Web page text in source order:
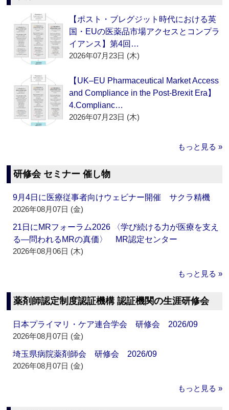
【ポスト・ブレグジット時代における英
国・EUの医薬品市場アクセスとコンプラ
イアンス】第4回…
2026年07月23日 (木)
【UK–EU Pharmaceutical Market Access
and Compliance in the Post-Brexit Era】
4.Complianc…
2026年07月23日 (木)
もっと見る »
研修会 セミナー 催し物
9月4日に医療従事者向けウェビナー開催 サクラ精機
2026年08月07日 (金)
21日にMRフォーラム2026 〈学び続ける力が医療を支え
る―問われるMRの真価〉 MR認定センター
2026年08月06日 (木)
もっと見る »
薬剤師認定制度認証機構 認証機関の生涯研修会
日本プライマリ・ケア連合学会 研修会 2026/09
2026年08月07日 (金)
埼玉県病院薬剤師会 研修会 2026/09
2026年08月07日 (金)
もっと見る »